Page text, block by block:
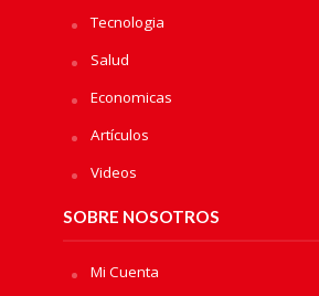
Tecnologia
Salud
Economicas
Artículos
Videos
SOBRE NOSOTROS
Mi Cuenta